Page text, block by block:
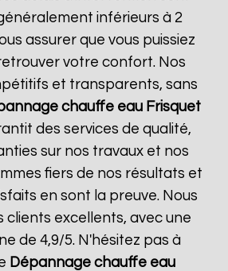
inférieurs à 2
assurer que vous puissiez
votre confort. Nos
et transparents, sans
chauffe eau Frisquet
des services de qualité,
sur nos travaux et nos
fiers de nos résultats et
en sont la preuve. Nous
clients excellents, avec une
de 4,9/5. N'hésitez pas à
Dépannage chauffe eau